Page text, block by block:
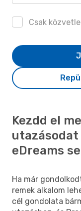
Csak
Kezdd el
utazásodat
eDreams
Ha már
remek alkalom
cél gondolata